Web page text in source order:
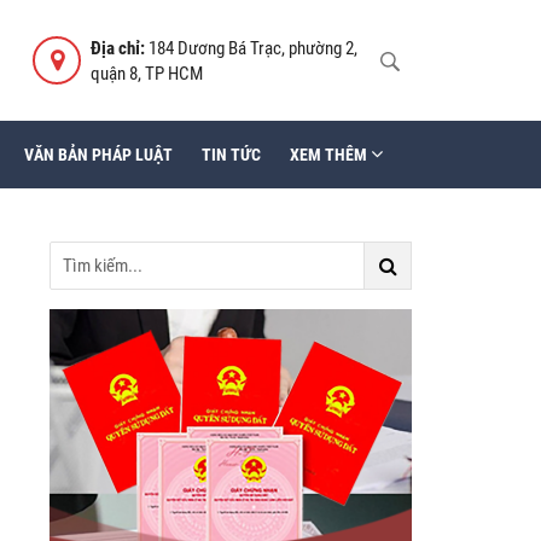
Địa chỉ: 184 Dương Bá Trạc, phường 2,
quận 8, TP HCM
VĂN BẢN PHÁP LUẬT TIN TỨC XEM THÊM